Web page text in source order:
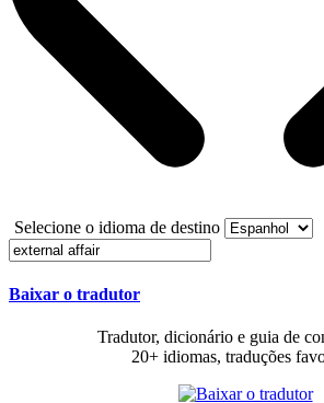
Selecione o idioma de destino
Baixar o tradutor
Tradutor, dicionário e guia de
20+ idiomas, traduções